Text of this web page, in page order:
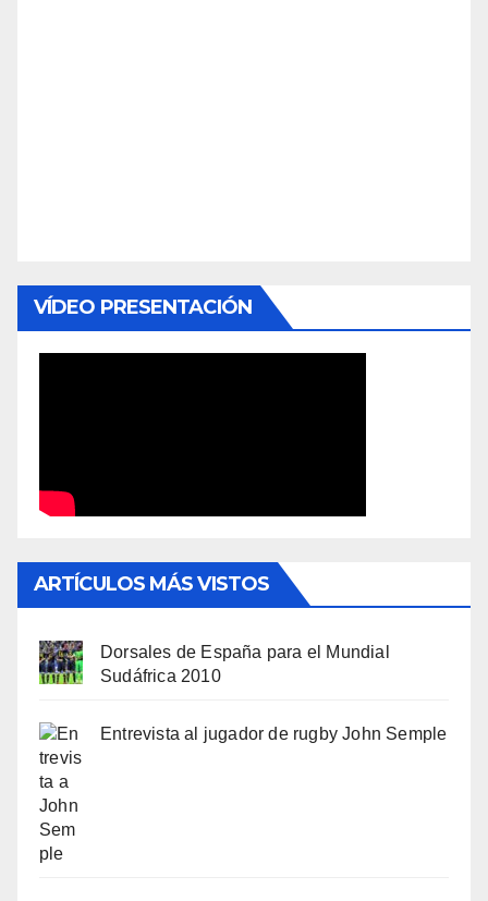
VÍDEO PRESENTACIÓN
ARTÍCULOS MÁS VISTOS
Dorsales de España para el Mundial
Sudáfrica 2010
Entrevista al jugador de rugby John Semple